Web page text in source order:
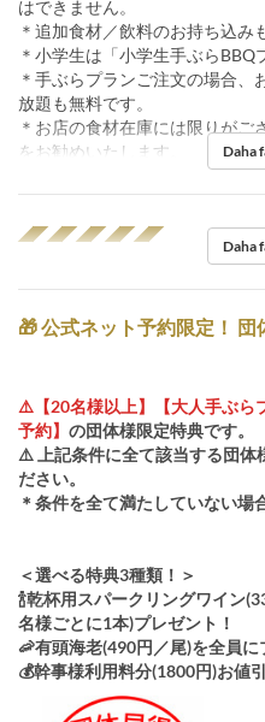
はできません。
＊追加食材／飲料のお持ち込み
＊小学生は「小学生手ぶらBBQ
＊手ぶらプランご注文の場合、
放題も無料です。
＊お店の食材在庫には限りがご
をお勧めいたします。
Daha
◢◤◢◤◢◤◢◤◢◤
Daha
🎁 公式ネット予約限定！ 団
⚠️【20名様以上】【大人手ぶら
予約】 の団体様限定特典です。
⚠️ 上記条件に全て該当する団体
ださい。
＊条件を全て満たしていない場
＜選べる特典3種類！＞
🍾乾杯用スパークリングワイン
名様ごとに1本)プレゼント！
🦐有頭海老(490円／尾)を全員に
💰幹事様利用料分(1800円)お値